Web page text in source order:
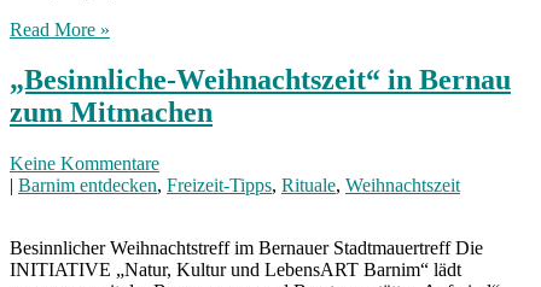
Read More »
„Besinnliche-Weihnachtszeit“ in Bernau
zum Mitmachen
Keine Kommentare
| Barnim entdecken, Freizeit-Tipps, Rituale, Weihnachtszeit
Besinnlicher Weihnachtstreff im Bernauer Stadtmauertreff Die
INITIATIVE „Natur, Kultur und LebensART Barnim“ lädt